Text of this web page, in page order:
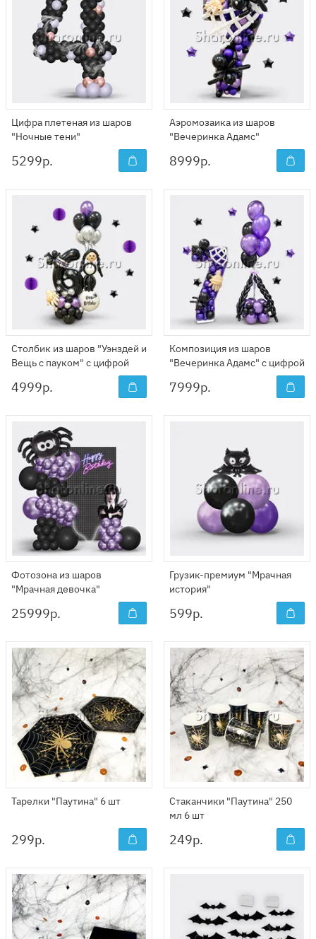
Цифра плетеная из шаров
"Ночные тени"
5299р.
Аэромозаика из шаров
"Вечеринка Адамс"
8999р.
Столбик из шаров "Уэнздей и
Вещь с пауком" с цифрой
4999р.
Композиция из шаров
"Вечеринка Адамс" с цифрой
7999р.
Фотозона из шаров
"Мрачная девочка"
25999р.
Грузик-премиум "Мрачная
история"
599р.
Тарелки "Паутина" 6 шт
299р.
Стаканчики "Паутина" 250
мл 6 шт
249р.